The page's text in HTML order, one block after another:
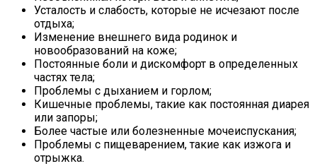
Усталость и слабость, которые не исчезают после
отдыха;
Изменение внешнего вида родинок и
новообразований на коже;
Постоянные боли и дискомфорт в определенных
частях тела;
Проблемы с дыханием и горлом;
Кишечные проблемы, такие как постоянная диарея
или запоры;
Более частые или болезненные мочеиспускания;
Проблемы с пищеварением, такие как изжога и
отрыжка.